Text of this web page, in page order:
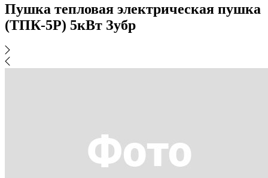
Пушка тепловая электрическая пушка
(ТПК-5Р) 5кВт Зубр